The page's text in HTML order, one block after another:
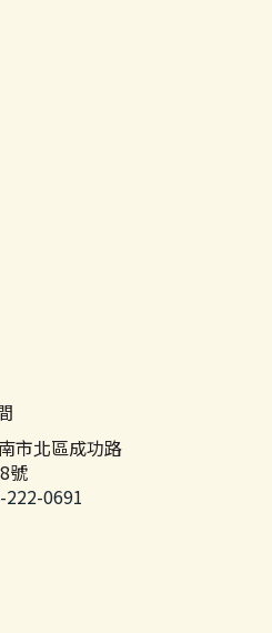
市北區成功路
號
222-0691